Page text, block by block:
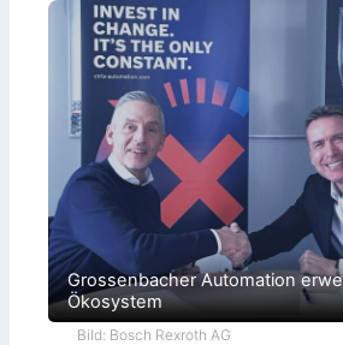
Grossenbacher Automation
Ökosystem
Bild: Bosch Rexroth AG